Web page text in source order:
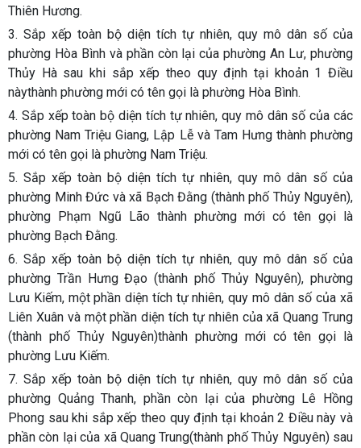
Thiên Hương.
3. Sắp xếp toàn bộ diện tích tự nhiên, quy mô dân số của
phường Hòa Bình và phần còn lại của phường An Lư, phường
Thủy Hà sau khi sắp xếp theo quy định tại khoản 1 Điều
nàythành phường mới có tên gọi là phường Hòa Bình.
4. Sắp xếp toàn bộ diện tích tự nhiên, quy mô dân số của các
phường Nam Triệu Giang, Lập Lễ và Tam Hưng thành phường
mới có tên gọi là phường Nam Triệu.
5. Sắp xếp toàn bộ diện tích tự nhiên, quy mô dân số của
phường Minh Đức và xã Bạch Đằng (thành phố Thủy Nguyên),
phường Phạm Ngũ Lão thành phường mới có tên gọi là
phường Bạch Đằng.
6. Sắp xếp toàn bộ diện tích tự nhiên, quy mô dân số của
phường Trần Hưng Đạo (thành phố Thủy Nguyên), phường
Lưu Kiếm, một phần diện tích tự nhiên, quy mô dân số của xã
Liên Xuân và một phần diện tích tự nhiên của xã Quang Trung
(thành phố Thủy Nguyên)thành phường mới có tên gọi là
phường Lưu Kiếm.
7. Sắp xếp toàn bộ diện tích tự nhiên, quy mô dân số của
phường Quảng Thanh, phần còn lại của phường Lê Hồng
Phong sau khi sắp xếp theo quy định tại khoản 2 Điều này và
phần còn lại của xã Quang Trung(thành phố Thủy Nguyên) sau